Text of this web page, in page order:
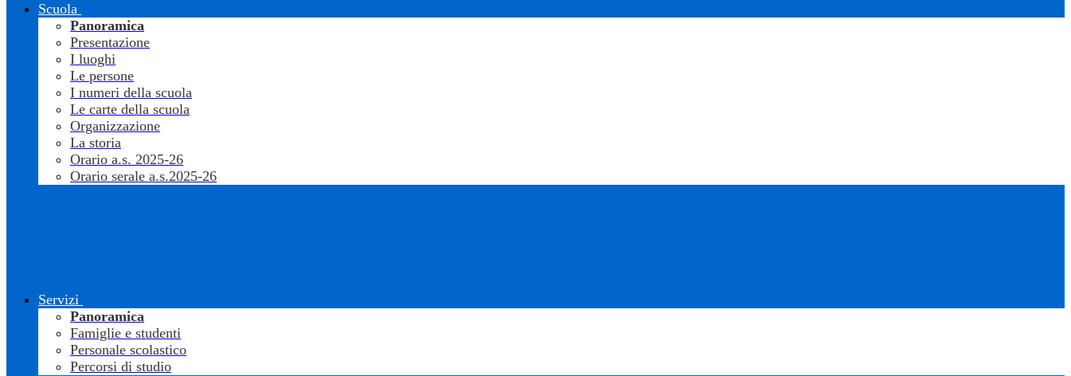
Scuola
Panoramica
Presentazione
I luoghi
Le persone
I numeri della scuola
Le carte della scuola
Organizzazione
La storia
Orario a.s. 2025-26
Orario serale a.s.2025-26
Servizi
Panoramica
Famiglie e studenti
Personale scolastico
Percorsi di studio